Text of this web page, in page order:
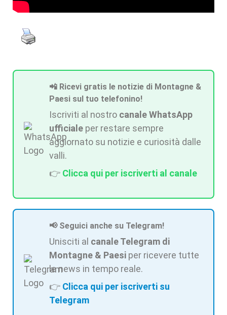
📲 Ricevi gratis le notizie di Montagne &
Paesi sul tuo telefonino!
Iscriviti al nostro canale WhatsApp
ufficiale per restare sempre
aggiornato su notizie e curiosità dalle
valli.
👉 Clicca qui per iscriverti al canale
📢 Seguici anche su Telegram!
Unisciti al canale Telegram di
Montagne & Paesi per ricevere tutte
le news in tempo reale.
👉 Clicca qui per iscriverti su
Telegram